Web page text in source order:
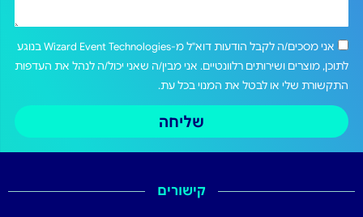
אני מסכים/ה לקבל הודעות דוא"ל מ-Wizard Event Technologies בנוגע
לתוכן, מוצרים ושירותים רלוונטיים. אני מבין/ה שאני יכול/ה לנהל את העדפות
התקשורת שלי או לבטל את המנוי בכל עת.
שליחה
קישורים